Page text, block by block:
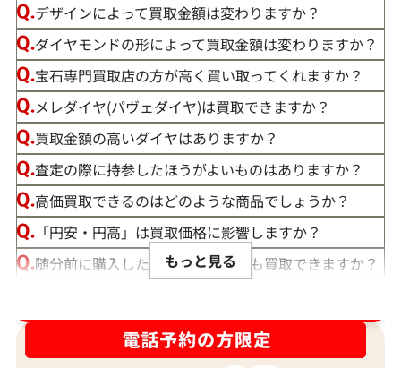
デザインによって買取金額は変わりますか？
ダイヤモンドの形によって買取金額は変わりますか？
宝石専門買取店の方が高く買い取ってくれますか？
メレダイヤ(パヴェダイヤ)は買取できますか？
買取金額の高いダイヤはありますか？
査定の際に持参したほうがよいものはありますか？
高価買取できるのはどのような商品でしょうか？
「円安・円高」は買取価格に影響しますか？
随分前に購入したダイヤモンドでも買取できますか？
宝石の大きさは買取価格に影響する？
ダイヤモンドの買取価格には、どんなことが影響しま
もっと見る